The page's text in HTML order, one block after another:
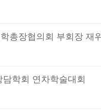
총장협의회 부회장 재
담학회 연차학술대회